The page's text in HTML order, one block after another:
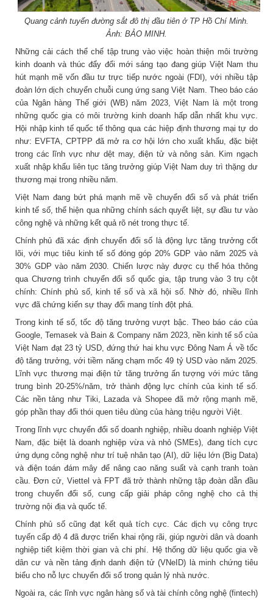
Quang cảnh tuyến đường sắt đô thị đầu tiên ở TP Hồ Chí Minh.
Ảnh: BẢO MINH.
Những cải cách thể chế tập trung vào việc hoàn thiện môi trường
kinh doanh và thúc đẩy đổi mới sáng tạo đang giúp Việt Nam thu
hút mạnh mẽ vốn đầu tư trực tiếp nước ngoài (FDI), với nhiều tập
đoàn lớn dịch chuyển chuỗi cung ứng sang Việt Nam. Theo báo cáo
của Ngân hàng Thế giới (WB) năm 2023, Việt Nam là một trong
những quốc gia có môi trường kinh doanh hấp dẫn nhất khu vực.
Hội nhập kinh tế quốc tế thông qua các hiệp định thương mại tự do
như: EVFTA, CPTPP đã mở ra cơ hội lớn cho xuất khẩu, đặc biệt
trong các lĩnh vực như dệt may, điện tử và nông sản. Kim ngạch
xuất nhập khẩu liên tục tăng trưởng giúp Việt Nam duy trì thặng dư
thương mại trong nhiều năm.
Việt Nam đang bứt phá mạnh mẽ về chuyển đổi số và phát triển
kinh tế số, thể hiện qua những chính sách quyết liệt, sự đầu tư vào
công nghệ và những kết quả rõ nét trong thực tế.
Chính phủ đã xác định chuyển đổi số là động lực tăng trưởng cốt
lõi, với mục tiêu kinh tế số đóng góp 20% GDP vào năm 2025 và
30% GDP vào năm 2030. Chiến lược này được cụ thể hóa thông
qua Chương trình chuyển đổi số quốc gia, tập trung vào 3 trụ cột
chính: Chính phủ số, kinh tế số và xã hội số. Nhờ đó, nhiều lĩnh
vực đã chứng kiến sự thay đổi mang tính đột phá.
Trong kinh tế số, tốc độ tăng trưởng vượt bậc. Theo báo cáo của
Google, Temasek và Bain & Company năm 2023, nền kinh tế số của
Việt Nam đạt 23 tỷ USD, đứng thứ hai khu vực Đông Nam Á về tốc
độ tăng trưởng, với tiềm năng chạm mốc 49 tỷ USD vào năm 2025.
Lĩnh vực thương mại điện tử tăng trưởng ấn tượng với mức tăng
trung bình 20-25%/năm, trở thành động lực chính của kinh tế số.
Các nền tảng như Tiki, Lazada và Shopee đã mở rộng mạnh mẽ,
góp phần thay đổi thói quen tiêu dùng của hàng triệu người Việt.
Trong lĩnh vực chuyển đổi số doanh nghiệp, nhiều doanh nghiệp Việt
Nam, đặc biệt là doanh nghiệp vừa và nhỏ (SMEs), đang tích cực
ứng dụng công nghệ như trí tuệ nhân tạo (AI), dữ liệu lớn (Big Data)
và điện toán đám mây để nâng cao năng suất và cạnh tranh toàn
cầu. Đơn cử, Viettel và FPT đã trở thành những tập đoàn dẫn đầu
trong chuyển đổi số, cung cấp giải pháp công nghệ cho cả thị
trường nội địa và quốc tế.
Chính phủ số cũng đạt kết quả tích cực. Các dịch vụ công trực
tuyến cấp độ 4 đã được triển khai rộng rãi, giúp người dân và doanh
nghiệp tiết kiệm thời gian và chi phí. Hệ thống dữ liệu quốc gia về
dân cư và nền tảng định danh điện tử (VNeID) là minh chứng tiêu
biểu cho nỗ lực chuyển đổi số trong quản lý nhà nước.
Ngoài ra, các lĩnh vực ngân hàng số và tài chính công nghệ (fintech)